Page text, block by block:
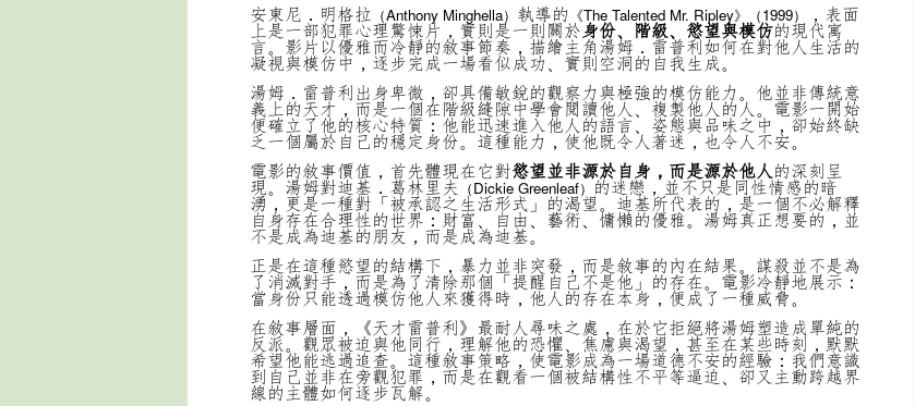
安東尼．明格拉 （Anthony Minghella） 執導的 《The Talented Mr. Ripley》（1999） ，表面
上是一部犯罪心理驚悚片，實則是一則關於身份、階級、慾望與模仿的現代寓
言。影片以優雅而冷靜的敘事節奏，描繪主角湯姆．雷普利如何在對他人生活的
凝視與模仿中，逐步完成一場看似成功、實則空洞的自我生成。
湯姆．雷普利出身卑微，卻具備敏銳的觀察力與極強的模仿能力。他並非傳統意
義上的天才，而是一個在階級縫隙中學會閱讀他人、複製他人的人。電影一開始
便確立了他的核心特質：他能迅速進入他人的語言、姿態與品味之中，卻始終缺
乏一個屬於自己的穩定身份。這種能力，使他既令人著迷，也令人不安。
電影的敘事價值，首先體現在它對慾望並非源於自身，而是源於他人的深刻呈
現。湯姆對迪基．葛林里夫 （Dickie Greenleaf） 的迷戀，並不只是同性情感的暗
湧，更是一種對「被承認之生活形式」的渴望。迪基所代表的，是一個不必解釋
自身存在合理性的世界：財富、自由、藝術、慵懶的優雅。湯姆真正想要的，並
不是成為迪基的朋友，而是成為迪基。
正是在這種慾望的結構下，暴力並非突發，而是敘事的內在結果。謀殺並不是為
了消滅對手，而是為了清除那個「提醒自己不是他」的存在。電影冷靜地展示：
當身份只能透過模仿他人來獲得時，他人的存在本身，便成了一種威脅。
在敘事層面，《天才雷普利》最耐人尋味之處，在於它拒絕將湯姆塑造成單純的
反派。觀眾被迫與他同行，理解他的恐懼、焦慮與渴望，甚至在某些時刻，默默
希望他能逃過追查。這種敘事策略，使電影成為一場道德不安的經驗：我們意識
到自己並非在旁觀犯罪，而是在觀看一個被結構性不平等逼迫、卻又主動跨越界
線的主體如何逐步瓦解。